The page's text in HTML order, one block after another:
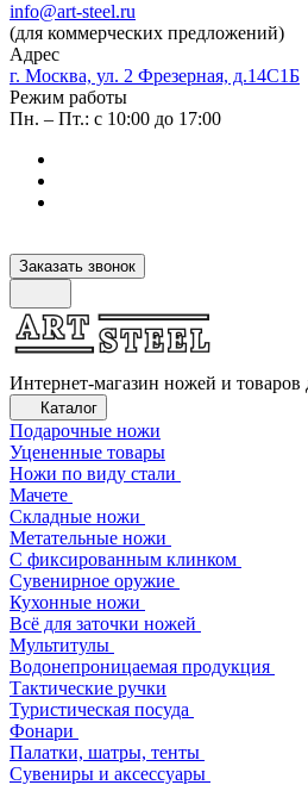
info@art-steel.ru
(для коммерческих предложений)
Адрес
г. Москва, ул. 2 Фрезерная, д.14С1Б
Режим работы
Пн. – Пт.: с 10:00 до 17:00
Заказать звонок
Интернет-магазин ножей и товаров
Каталог
Подарочные ножи
Уцененные товары
Ножи по виду стали
Мачете
Складные ножи
Метательные ножи
С фиксированным клинком
Сувенирное оружие
Кухонные ножи
Всё для заточки ножей
Мультитулы
Водонепроницаемая продукция
Тактические ручки
Туристическая посуда
Фонари
Палатки, шатры, тенты
Сувениры и аксессуары